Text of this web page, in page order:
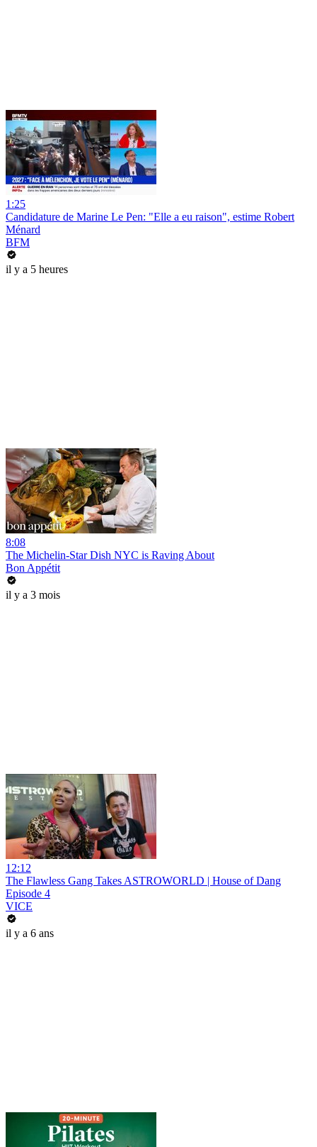
1:25
Candidature de Marine Le Pen: "Elle a eu raison", estime Robert
Ménard
BFM
il y a 5 heures
8:08
The Michelin-Star Dish NYC is Raving About
Bon Appétit
il y a 3 mois
12:12
The Flawless Gang Takes ASTROWORLD | House of Dang
Episode 4
VICE
il y a 6 ans